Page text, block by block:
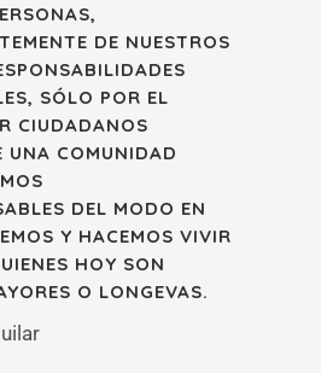
DE NUESTROS
SÓLO POR EL
CIUDADANOS
UNA COMUNIDAD
DEL MODO EN
Y HACEMOS VIVIR
HOY SON
O LONGEVAS.